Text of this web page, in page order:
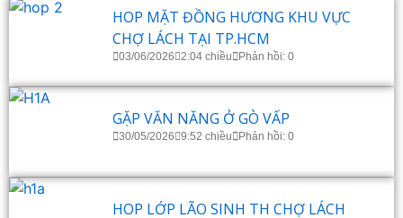
HOP MẶT ĐỒNG HƯƠNG KHU VỰC
CHỢ LÁCH TẠI TP.HCM
03/06/2026 2:04 chiều Phản hồi: 0
GẶP VĂN NĂNG Ở GÒ VẤP
30/05/2026 9:52 chiều Phản hồi: 0
HOP LỚP LÃO SINH TH CHỢ LÁCH